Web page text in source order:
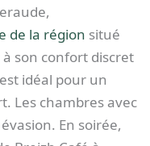
de la région situé
son confort discret
idéal pour un
Les chambres avec
En soirée,